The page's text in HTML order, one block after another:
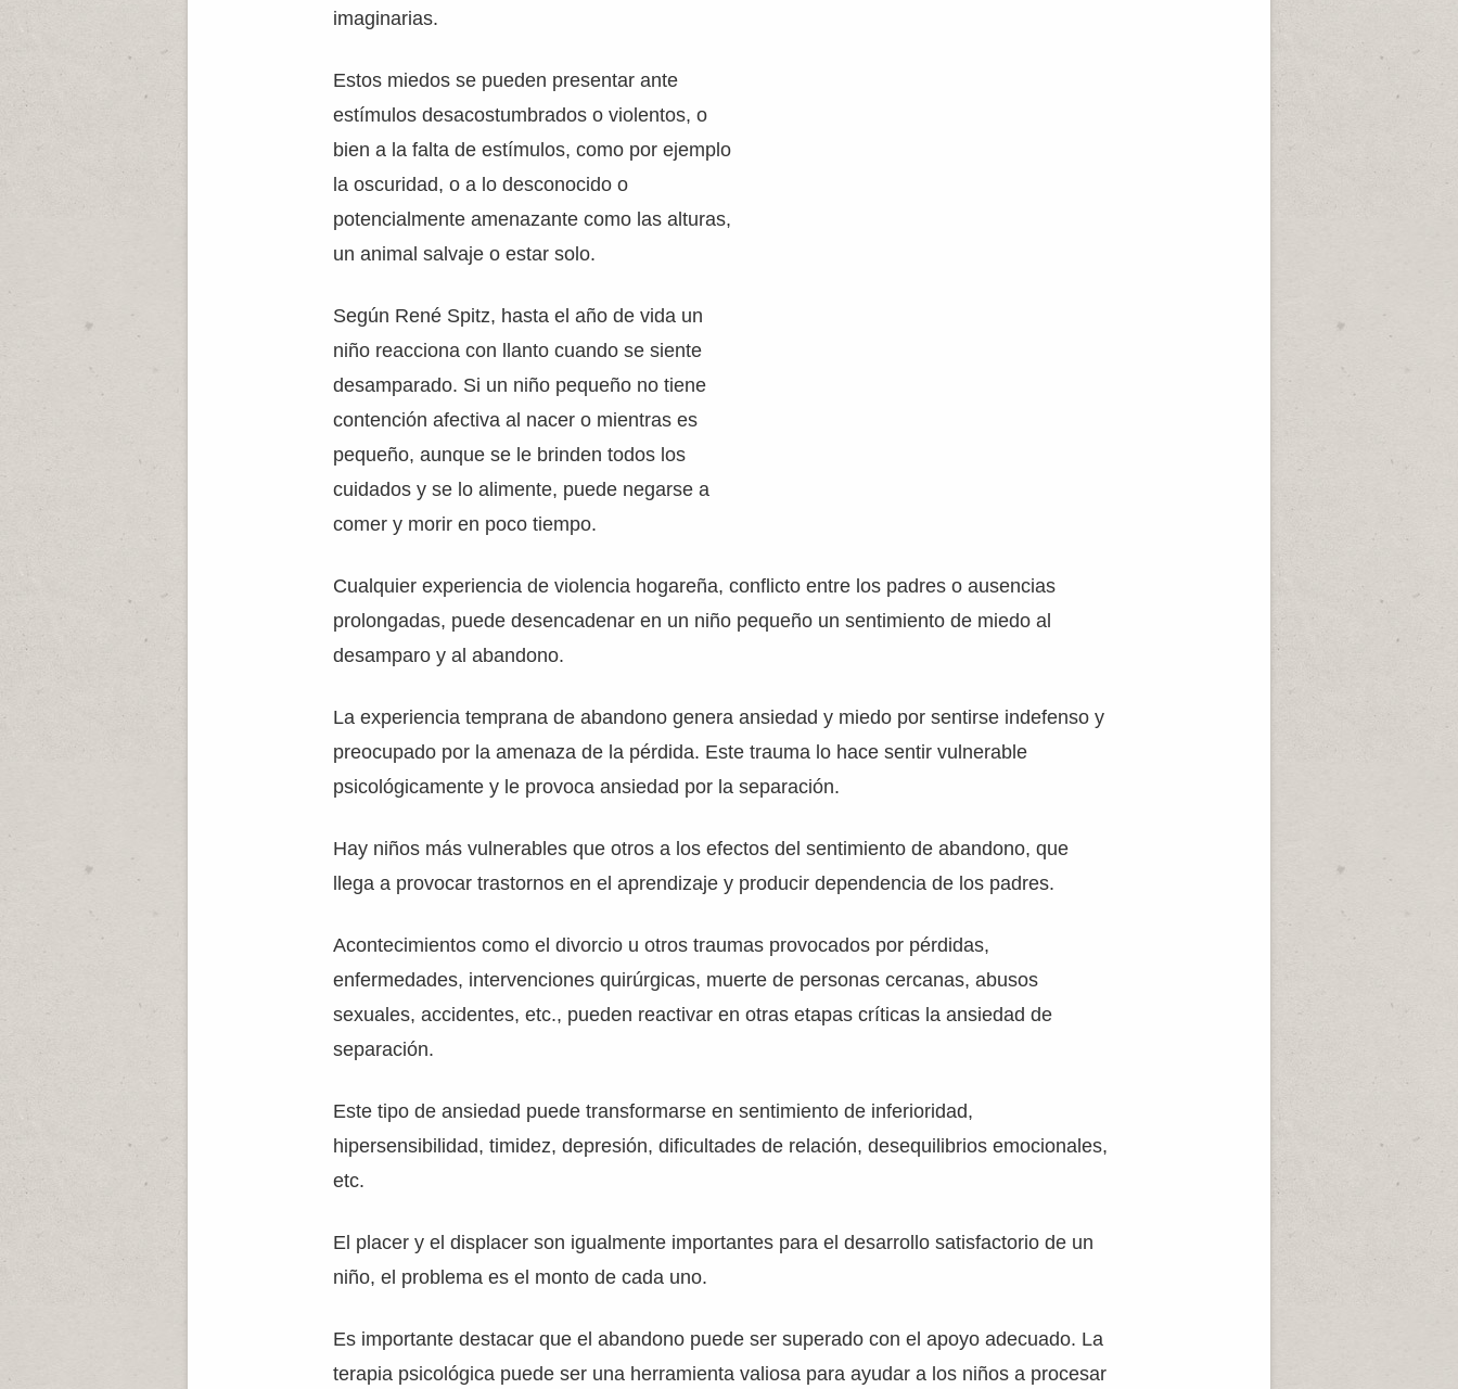
imaginarias.
Estos miedos se pueden presentar ante
estímulos desacostumbrados o violentos, o
bien a la falta de estímulos, como por ejemplo
la oscuridad, o a lo desconocido o
potencialmente amenazante como las alturas,
un animal salvaje o estar solo.
Según René Spitz, hasta el año de vida un
niño reacciona con llanto cuando se siente
desamparado. Si un niño pequeño no tiene
contención afectiva al nacer o mientras es
pequeño, aunque se le brinden todos los
cuidados y se lo alimente, puede negarse a
comer y morir en poco tiempo.
Cualquier experiencia de violencia hogareña, conflicto entre los padres o ausencias
prolongadas, puede desencadenar en un niño pequeño un sentimiento de miedo al
desamparo y al abandono.
La experiencia temprana de abandono genera ansiedad y miedo por sentirse indefenso y
preocupado por la amenaza de la pérdida. Este trauma lo hace sentir vulnerable
psicológicamente y le provoca ansiedad por la separación.
Hay niños más vulnerables que otros a los efectos del sentimiento de abandono, que
llega a provocar trastornos en el aprendizaje y producir dependencia de los padres.
Acontecimientos como el divorcio u otros traumas provocados por pérdidas,
enfermedades, intervenciones quirúrgicas, muerte de personas cercanas, abusos
sexuales, accidentes, etc., pueden reactivar en otras etapas críticas la ansiedad de
separación.
Este tipo de ansiedad puede transformarse en sentimiento de inferioridad,
hipersensibilidad, timidez, depresión, dificultades de relación, desequilibrios emocionales,
etc.
El placer y el displacer son igualmente importantes para el desarrollo satisfactorio de un
niño, el problema es el monto de cada uno.
Es importante destacar que el abandono puede ser superado con el apoyo adecuado. La
terapia psicológica puede ser una herramienta valiosa para ayudar a los niños a procesar